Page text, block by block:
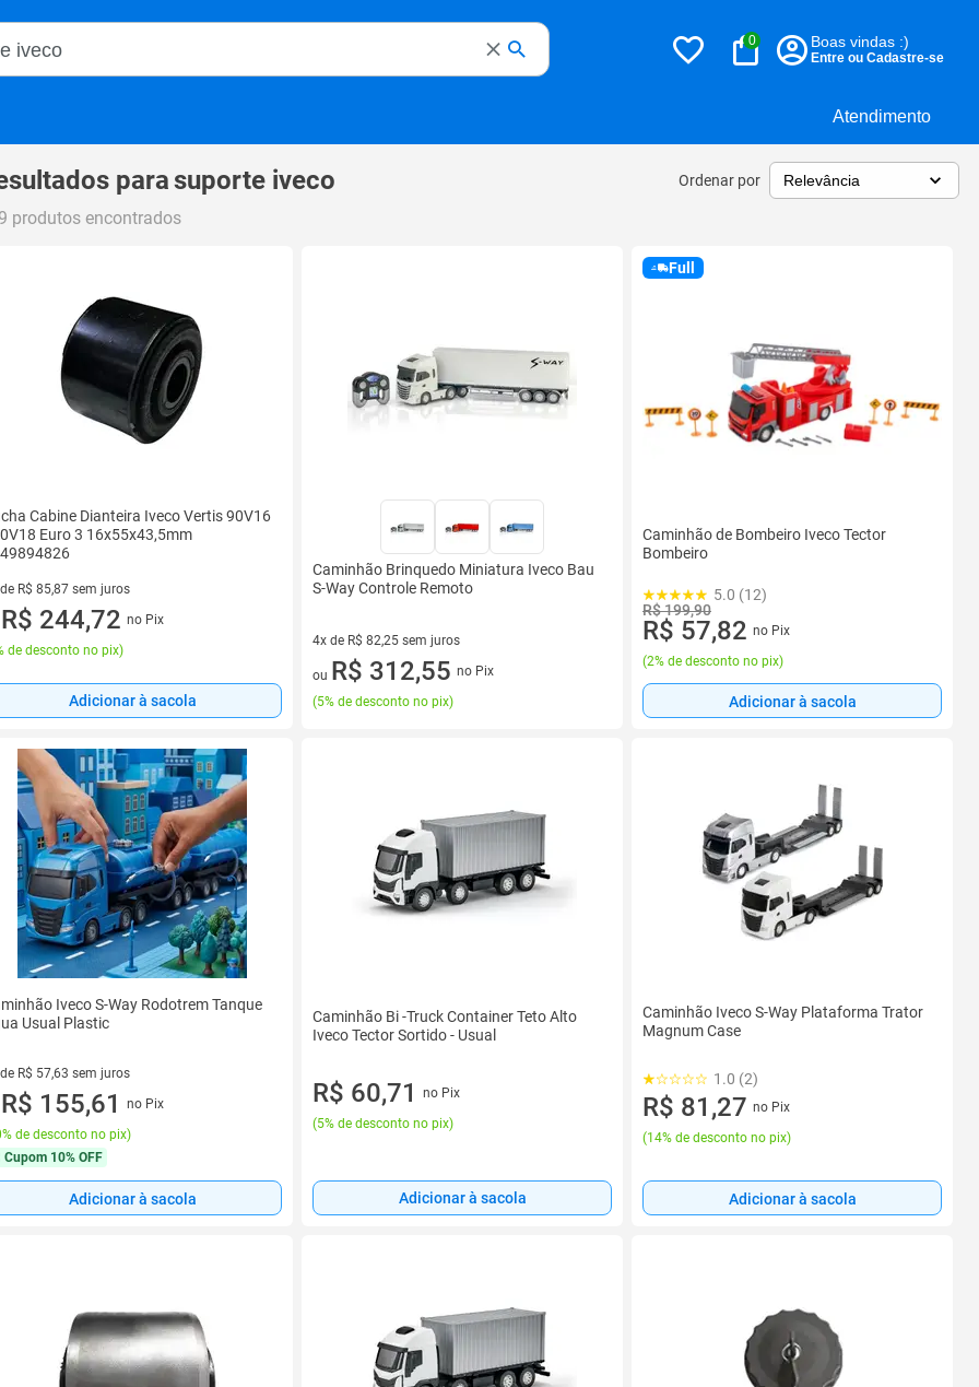
Atendimento
Magalu
0 Boas vindas :)
Entre ou Cadastre-se
parasuporte iveco Ordenar por
produtos encontrados
Cabine Dianteira Iveco Vertis 90V16
Euro 3 16x55x43,5mm
R$ 85,87 sem juros
de R$ 85,87 sem juros
R$ 244,72 no Pix
de desconto no pix)
Adicionar à sacola
Caminhão Brinquedo Miniatura Iveco Bau
S-Way Controle Remoto
4x de R$ 82,25 sem juros
4 vez de R$ 82,25 sem juros
ou R$ 312,55 no Pix
(5% de desconto no pix)
Full
Caminhão de Bombeiro Iveco Tector
Bombeiro
5.0 (12)
R$ 199,90
R$ 57,82 no Pix
(2% de desconto no pix)
Adicionar à sacola
Iveco S-Way Rodotrem Tanque
Usual Plastic
R$ 57,63 sem juros
de R$ 57,63 sem juros
R$ 155,61
no Pix
de desconto no pix)
Cupom 10% OFF
Adicionar à sacola
Caminhão Bi -Truck Container Teto Alto
Iveco Tector Sortido - Usual
R$ 60,71
no Pix
(5% de desconto no pix)
Adicionar à sacola
Caminhão Iveco S-Way Plataforma Trator
Magnum Case
1.0 (2)
R$ 81,27 no Pix
(14% de desconto no pix)
Adicionar à sacola